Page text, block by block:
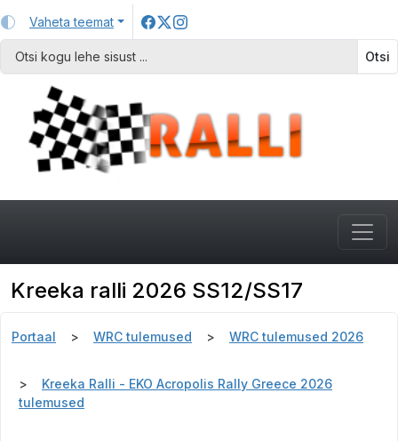
Vaheta teemat
Otsi
Kreeka ralli 2026 SS12/SS17
Portaal WRC tulemused WRC tulemused 2026
Kreeka Ralli - EKO Acropolis Rally Greece 2026
tulemused